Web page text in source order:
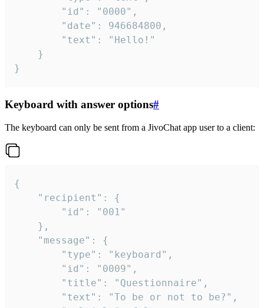
}
Keyboard with answer options#
The keyboard can only be sent from a JivoChat app user to a client:
{